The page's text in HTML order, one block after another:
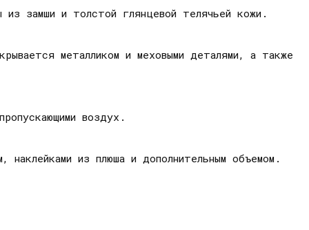
из замши и толстой глянцевой телячьей кожи.
металликом и меховыми деталями, а также
воздух.
наклейками из плюша и дополнительным объемом.